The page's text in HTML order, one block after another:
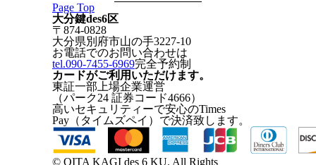
Page Top
大分鍵des6区
〒874-0828
大分県別府市山の手3227-10
お電話でのお問い合わせは
tel.090-7455-6969完全予約制
カードがご利用いただけます。
東証一部上場企業運営
（パーク24 証券コード4666）
高いセキュリティーで安心のTimes
Pay（タイムズペイ）で決済致します。
© OITA KAGI des 6 KU. All Rights